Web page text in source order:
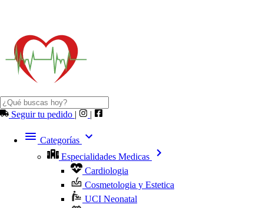
Seguir tu pedido | |
Categorías
Especialidades Medicas
Cardiologia
Cosmetologia y Estetica
UCI Neonatal